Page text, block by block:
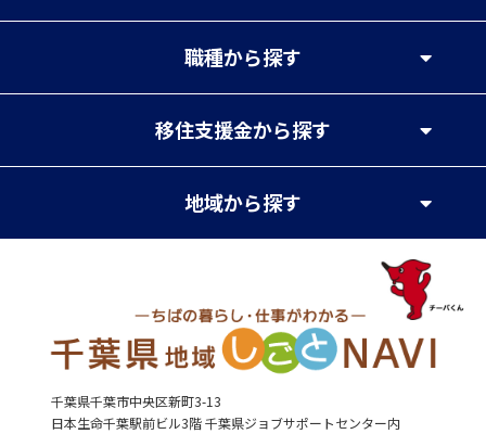
職種から探す
移住支援金から探す
地域から探す
千葉県千葉市中央区新町3-13
日本生命千葉駅前ビル3階 千葉県ジョブサポートセンター内